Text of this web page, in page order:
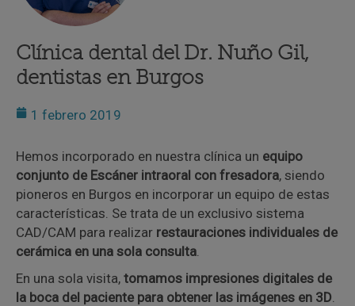
Clínica dental del Dr. Nuño Gil,
dentistas en Burgos
1 febrero 2019
Hemos incorporado en nuestra clínica un equipo
conjunto de Escáner intraoral con fresadora, siendo
pioneros en Burgos en incorporar un equipo de estas
características. Se trata de un exclusivo sistema
CAD/CAM para realizar restauraciones individuales de
cerámica en una sola consulta.
En una sola visita, tomamos impresiones digitales de
la boca del paciente para obtener las imágenes en 3D.